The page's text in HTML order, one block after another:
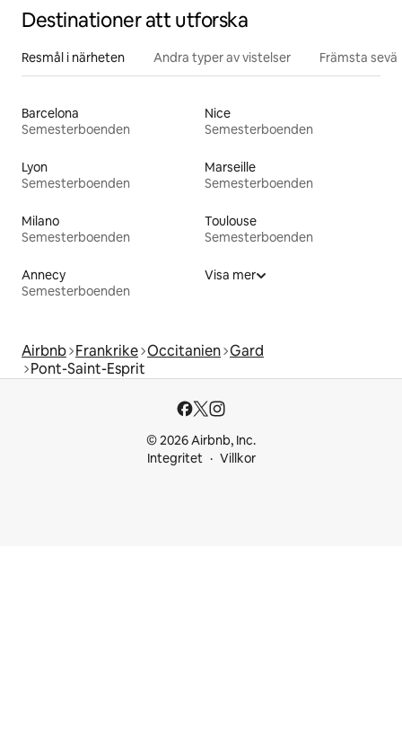
Destinationer att utforska
Resmål i närheten Andra typer av vistelser Främsta
Barcelona
Semesterboenden
Nice
Semesterboenden
Lyon
Semesterboenden
Marseille
Semesterboenden
Milano
Semesterboenden
Toulouse
Semesterboenden
Annecy
Semesterboenden
Visa mer
Airbnb Frankrike Occitanien Gard
Pont-Saint-Esprit
© 2026 Airbnb, Inc.
Integritet
Villkor